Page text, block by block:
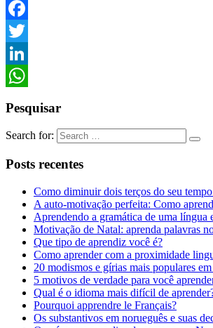
Facebook
Twitter
LinkedIn
Pesquisar
Search for:
Posts recentes
Como diminuir dois terços do seu
A auto-motivação perfeita: Como
Aprendendo a gramática de uma língua
Motivação de Natal: aprenda palavras
Que tipo de aprendiz você é?
Como aprender com a proximidade
20 modismos e gírias mais populares
5 motivos de verdade para você
Qual é o idioma mais difícil de
Pourquoi apprendre le Français?
Os substantivos em norueguês e suas